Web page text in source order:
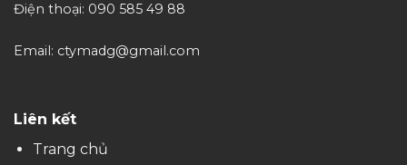
Điện thoại: 090 585 49 88
Email: ctymadg@gmail.com
Liên kết
Trang chủ